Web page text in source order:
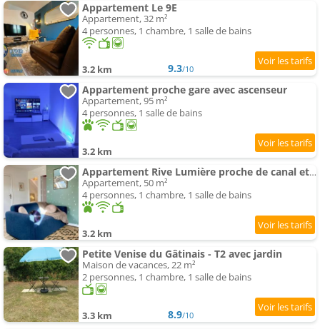
Appartement Le 9E
Appartement, 32 m²
4 personnes, 1 chambre, 1 salle de bains
3.2 km 9.3/10
Appartement proche gare avec ascenseur
Appartement, 95 m²
4 personnes, 1 salle de bains
3.2 km
Appartement Rive Lumière proche de canal et city center
Appartement, 50 m²
4 personnes, 1 chambre, 1 salle de bains
3.2 km
Petite Venise du Gâtinais - T2 avec jardin
Maison de vacances, 22 m²
2 personnes, 1 chambre, 1 salle de bains
3.3 km 8.9/10